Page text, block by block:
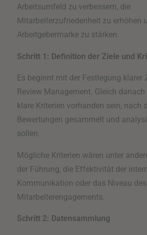
Arbeitsumfeld zu verbessern, die
Mitarbeiterzufriedenheit zu erhöhen
Arbeitgebermarke zu stärken.
Schritt 1: Definition der Ziele und
Es beginnt mit der Festlegung klarer
Review Management. Gleich
klare Kriterien vorhanden sein, nach
Bewertungen gesammelt und
sollen.
Mögliche Kriterien wären unter
der Führung, die Effektivität der
Kommunikation oder das Niveau des
Mitarbeiterengagements.
Schritt 2: Datensammlung